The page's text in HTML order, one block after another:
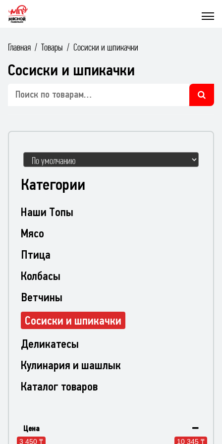
Главная Товары Сосиски и шпикачки
Сосиски и шпикачки
Искать:
Sort Products
Категории
Наши Топы
Мясо
Птица
Колбасы
Ветчины
Сосиски и шпикачки
Деликатесы
Кулинария и шашлык
Каталог товаров
Цена
3 450 ₸ 10 345 ₸